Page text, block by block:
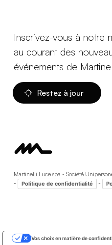
Inscrivez-vous à notre
au courant des
événements de
Restez à jour
Martinelli Luce spa - Société
-
Politique de confidentialité -
Vos choix en matière de